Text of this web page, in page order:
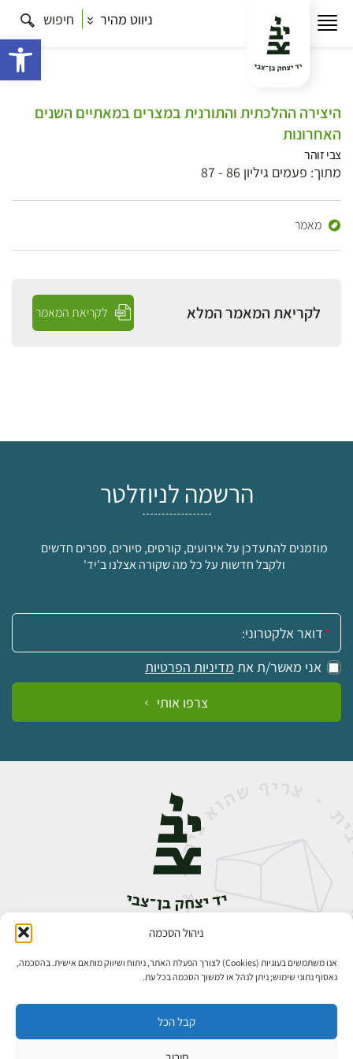
ניהול הסכמה
אנו משתמשים בעוגיות (Cookies) לצורך הפעלת האתר, ניתוח ושיווק מותאם אישית. בהסכמה,
נאסוף נתוני שימוש; ניתן לנהל או למשוך הסכמה בכל עת.
קבל הכל
ניווט מהיר חיפוש
היצירה ההלכתית והתורנית במצרים במאתיים השנים
האחרונות
צבי זוהר
מתוך: פעמים גיליון 86 - 87
מאמר
לקריאת המאמר המלא לקריאת המאמר
הרשמה לניוזלטר
מוזמנים להתעדכן על אירועים, קורסים, סיורים, ספרים חדשים
ולקבל חדשות על כל מה שקורה אצלנו ב'יד'
אימייל:
אני מאשר/ת את מדיניות הפרטיות
צרפו אותי
אבן גבירול 14, רחביה, ירושלים